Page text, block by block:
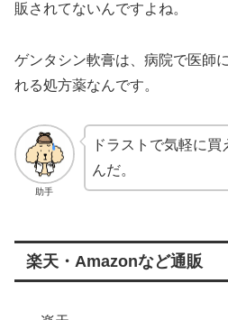
販されてないんですよね。
ゲンタシン軟膏は、病院で医師
れる処方薬なんです。
助手
ドラストで気軽に
んだ。
楽天・Amazonなど通販